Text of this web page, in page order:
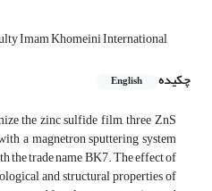
Imam Khomeini International
چکیده
English
the zinc sulfide film, three ZnS
a magnetron sputtering system
the trade name BK7. The effect of
and structural properties of